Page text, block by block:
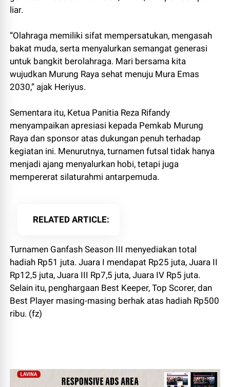
liar.
“Olahraga memiliki sifat mempersatukan, mengasah
bakat muda, serta menyalurkan semangat generasi
untuk bangkit berolahraga. Mari bersama kita
wujudkan Murung Raya sehat menuju Mura Emas
2030,” ajak Heriyus.
Sementara itu, Ketua Panitia Reza Rifandy
menyampaikan apresiasi kepada Pemkab Murung
Raya dan sponsor atas dukungan penuh terhadap
kegiatan ini. Menurutnya, turnamen futsal tidak hanya
menjadi ajang menyalurkan hobi, tetapi juga
mempererat silaturahmi antarpemuda.
RELATED ARTICLE
Turnamen Ganfash Season III menyediakan total
hadiah Rp51 juta. Juara I mendapat Rp25 juta, Juara II
Rp12,5 juta, Juara III Rp7,5 juta, Juara IV Rp5 juta.
Selain itu, penghargaan Best Keeper, Top Scorer, dan
Best Player masing-masing berhak atas hadiah Rp500
ribu. (fz)